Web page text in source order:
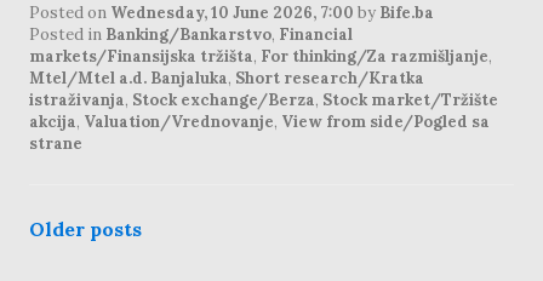
Posted on Wednesday, 10 June 2026, 7:00 by Bife.ba
Posted in Banking/Bankarstvo, Financial
markets/Finansijska tržišta, For thinking/Za razmišljanje,
Mtel/Mtel a.d. Banjaluka, Short research/Kratka
istraživanja, Stock exchange/Berza, Stock market/Tržište
akcija, Valuation/Vrednovanje, View from side/Pogled sa
strane
posts
navigation
Older posts